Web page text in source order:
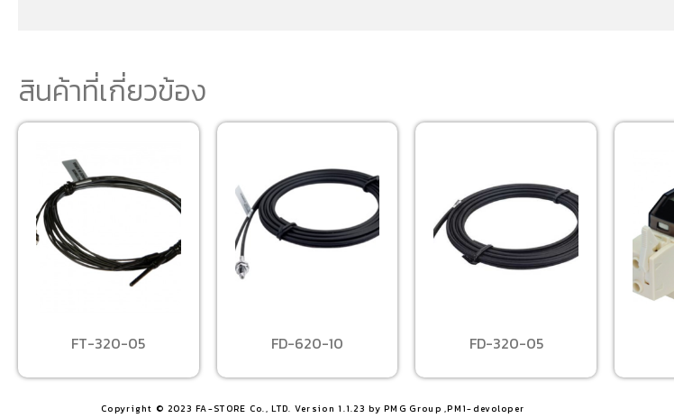
สินค้าที่เกี่ยวข้อง
FT-320-05 FD-620-10 FD-320-05
Copyright © 2023 FA-STORE Co., LTD. Version 1.1.23 by PMG Group ,PM1-devoloper​